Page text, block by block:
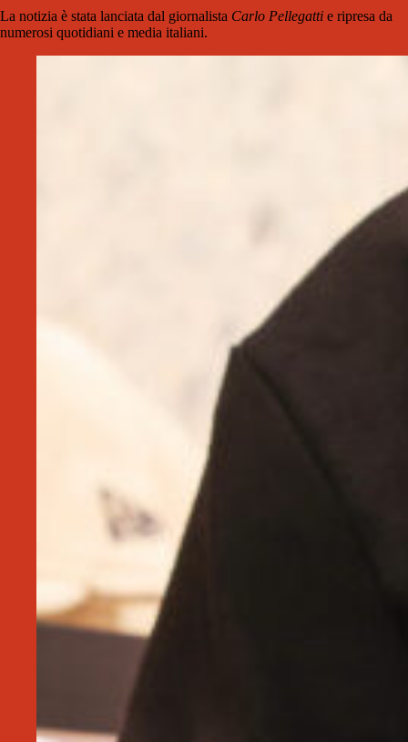
La notizia è stata lanciata dal giornalista Carlo Pellegatti e ripresa da
numerosi quotidiani e media italiani.